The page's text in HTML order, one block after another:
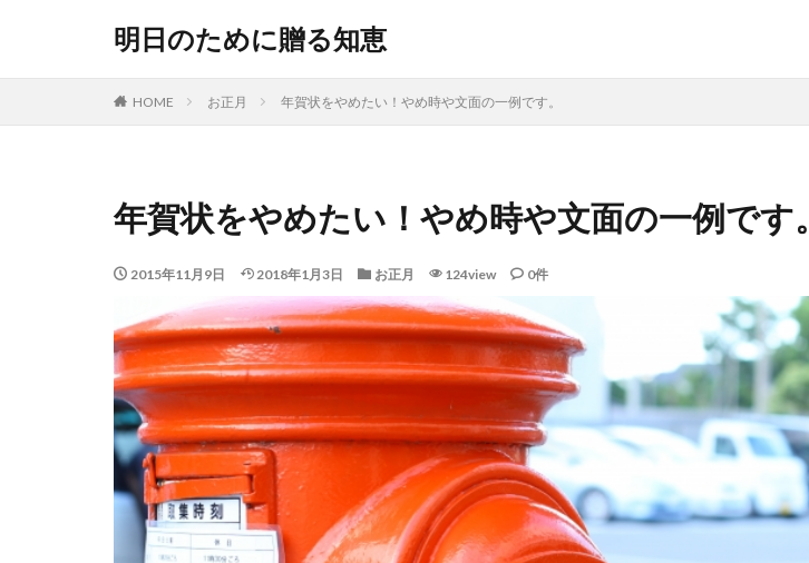
明日のために贈る知恵
HOME お正月 年賀状をやめたい！やめ時や文面の一例です。
年賀状をやめたい！やめ時や文面の一例です。
2015年11月9日 2018年1月3日 お正月 124view 0件